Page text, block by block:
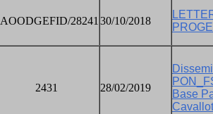
AOODGEFID/28241 30/10/2018
2431 28/02/2019
Base